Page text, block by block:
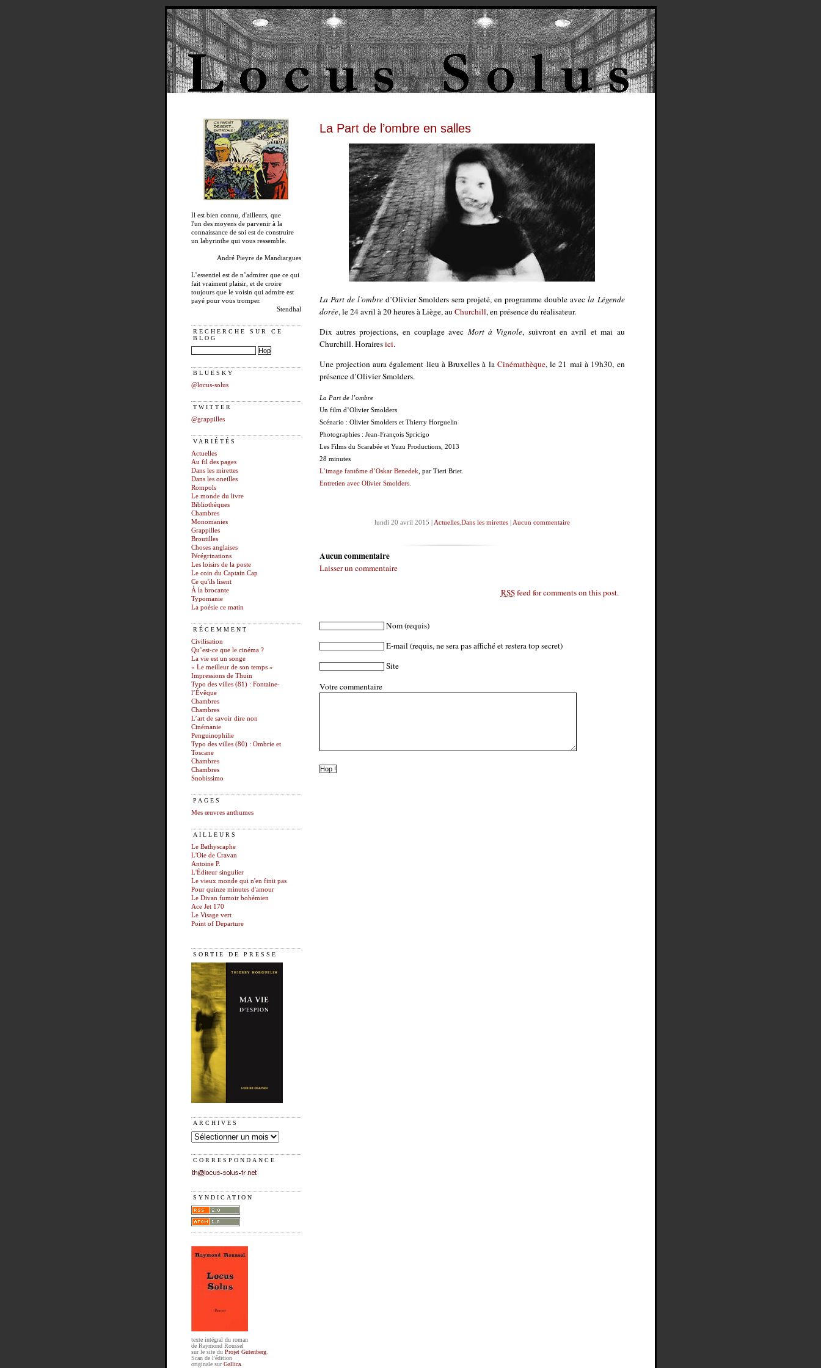
Il est bien connu, d'ailleurs, que
l'un des moyens de parvenir à la
connaissance de soi est de construire
un labyrinthe qui vous ressemble.
André Pieyre de Mandiargues
L’essentiel est de n’admirer que ce qui
fait vraiment plaisir, et de croire
toujours que le voisin qui admire est
payé pour vous tromper.
Stendhal
RECHERCHE SUR CE
BLOG
BLUESKY
@locus-solus
TWITTER
@grappilles
VARIÉTÉS
Actuelles
Au fil des pages
Dans les mirettes
Dans les oneilles
Rompols
Le monde du livre
Bibliothèques
Chambres
Monomanies
Grappilles
Broutilles
Choses anglaises
Pérégrinations
Les loisirs de la poste
Le coin du Captain Cap
Ce qu'ils lisent
À la brocante
Typomanie
La poésie ce matin
RÉCEMMENT
Civilisation
Qu’est-ce que le cinéma ?
La vie est un songe
« Le meilleur de son temps »
Impressions de Thuin
Typo des villes (81) : Fontaine-
l’Évêque
Chambres
Chambres
L’art de savoir dire non
Cinémanie
Penguinophilie
Typo des villes (80) : Ombrie et
Toscane
Chambres
Chambres
Snobissimo
PAGES
Mes œuvres anthumes
AILLEURS
Le Bathyscaphe
L'Oie de Cravan
Antoine P.
L'Éditeur singulier
Le vieux monde qui n'en finit pas
Pour quinze minutes d'amour
Le Divan fumoir bohémien
Ace Jet 170
Le Visage vert
Point of Departure
SORTIE DE PRESSE
ARCHIVES
CORRESPONDANCE
SYNDICATION
texte intégral du roman
de Raymond Roussel
sur le site du Projet Gutenberg.
Scan de l'édition
originale surGallica.
La Part de l’ombre en salles
La Part de l’ombred’Olivier Smolders sera projeté, en programme double avecla Légende
dorée, le 24 avril à 20 heures à Liège, au Churchill, en présence du réalisateur.
Dix autres projections, en couplage avec Mort à Vignole, suivront en avril et mai au
Churchill. Horairesici.
Une projection aura également lieu à Bruxelles à la Cinémathèque, le 21 mai à 19h30, en
présence d’Olivier Smolders.
La Part de l’ombre
Un film d’Olivier Smolders
Scénario : Olivier Smolders et Thierry Horguelin
Photographies : Jean-François Spricigo
Les Films du Scarabée et Yuzu Productions, 2013
28 minutes
L’image fantôme d’Oskar Benedek , par Tieri Briet.
Entretien avec Olivier Smolders.
lundi 20 avril 2015 | Actuelles,Dans les mirettes| Aucun commentaire
Aucun commentaire
Laisser un commentaire
RSSfeed for comments on this post.
Nom(requis)
E-mail(requis, ne sera pas affiché et restera top secret)
Site
Votre commentaire